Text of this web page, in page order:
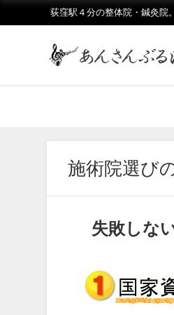
荻窪駅４分の整体院・鍼灸院
施術院選び
失敗しな